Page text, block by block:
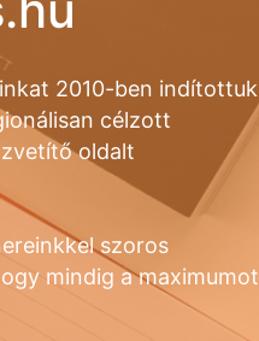
2010-ben indítottuk
célzott
oldalt
szoros
mindig a maximumot